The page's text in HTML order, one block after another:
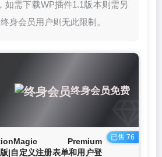
如需下载WP插件1.1版本则需另
身会员用户则无此限制。
终身会员免费
已售 76
Premium
|自定义注册表单和用户登